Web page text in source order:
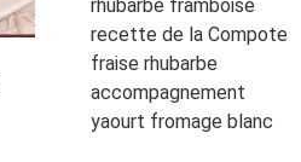
rhubarbe framboise
recette de la Compote
fraise rhubarbe
accompagnement
yaourt fromage blanc